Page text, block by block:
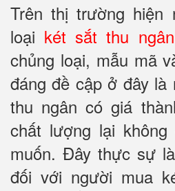
Trên thị trường hiện
loại két sắt thu ngân
chủng loại, mẫu mã
đáng đề cập ở đây là
thu ngân có giá
chất lượng lại
muốn. Đây thực sự
đối với người mua